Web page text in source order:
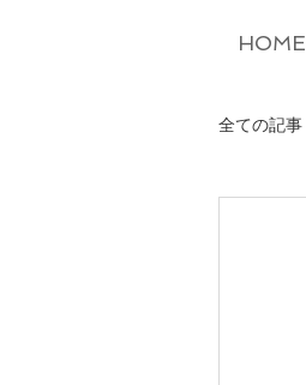
HOME
全ての記事